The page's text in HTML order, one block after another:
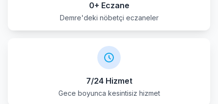
0+ Eczane
Demre'deki nöbetçi eczaneler
7/24 Hizmet
Gece boyunca kesintisiz hizmet